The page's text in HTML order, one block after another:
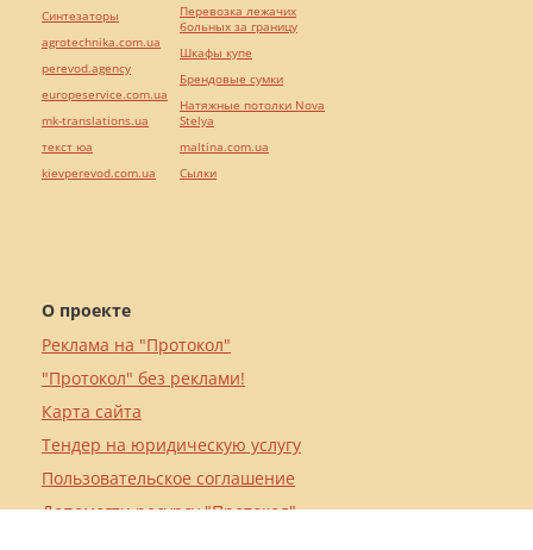
О проекте
Реклама на "Протокол"
"Протокол" без реклами!
Карта сайта
Тендер на юридическую услугу
Пользовательское соглашение
Допомогти ресурсу "Протокол"
Синтезаторы
agrotechnika.com.ua
perevod.agency
europeservice.com.ua
mk-translations.ua
текст юа
kievperevod.com.ua
Перевозка лежачих
больных за границу
Шкафы купе
Брендовые сумки
Натяжные потолки Nova
Stelya
maltina.com.ua
Cылки